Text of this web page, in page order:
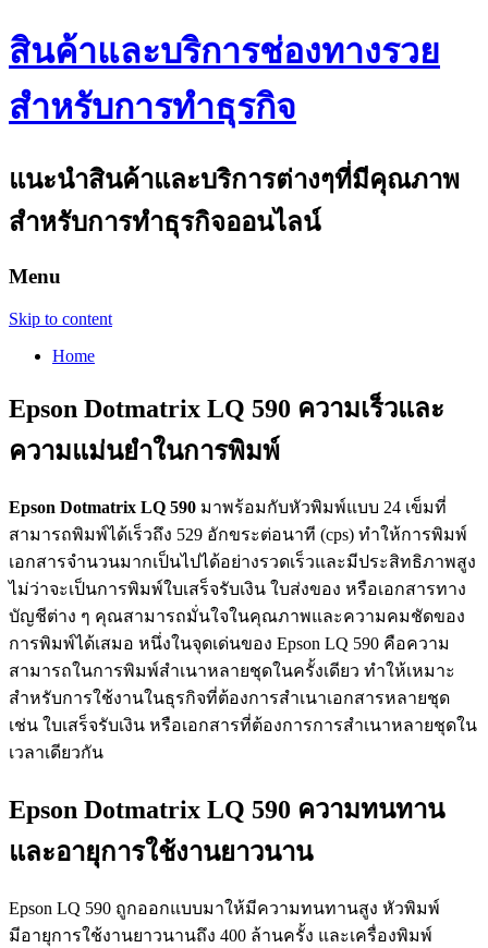
สินค้าและบริการช่องทางรวย
สำหรับการทำธุรกิจ
แนะนำสินค้าและบริการต่างๆที่มีคุณภาพ
สำหรับการทำธุรกิจออนไลน์
Menu
Skip to content
Home
Epson Dotmatrix LQ 590 ความเร็วและ
ความแม่นยำในการพิมพ์
Epson Dotmatrix LQ 590 มาพร้อมกับหัวพิมพ์แบบ 24 เข็มที่
สามารถพิมพ์ได้เร็วถึง 529 อักขระต่อนาที (cps) ทำให้การพิมพ์
เอกสารจำนวนมากเป็นไปได้อย่างรวดเร็วและมีประสิทธิภาพสูง
ไม่ว่าจะเป็นการพิมพ์ใบเสร็จรับเงิน ใบส่งของ หรือเอกสารทาง
บัญชีต่าง ๆ คุณสามารถมั่นใจในคุณภาพและความคมชัดของ
การพิมพ์ได้เสมอ หนึ่งในจุดเด่นของ Epson LQ 590 คือความ
สามารถในการพิมพ์สำเนาหลายชุดในครั้งเดียว ทำให้เหมาะ
สำหรับการใช้งานในธุรกิจที่ต้องการสำเนาเอกสารหลายชุด
เช่น ใบเสร็จรับเงิน หรือเอกสารที่ต้องการการสำเนาหลายชุดใน
เวลาเดียวกัน
Epson Dotmatrix LQ 590 ความทนทาน
และอายุการใช้งานยาวนาน
Epson LQ 590 ถูกออกแบบมาให้มีความทนทานสูง หัวพิมพ์
มีอายุการใช้งานยาวนานถึง 400 ล้านครั้ง และเครื่องพิมพ์